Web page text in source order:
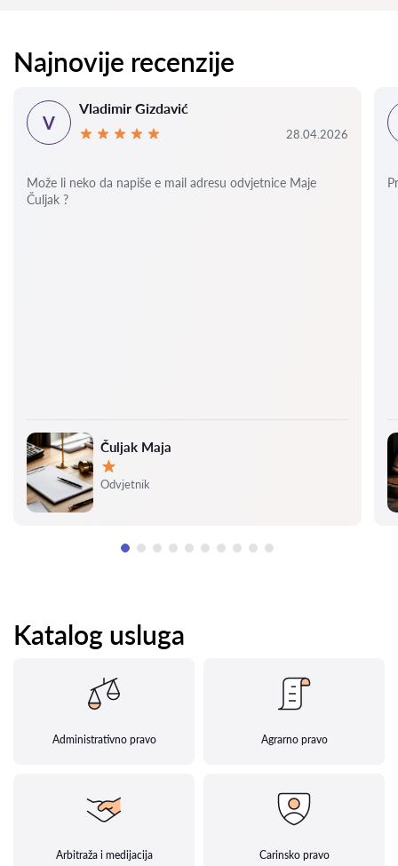
Najnovije recenzije
Čuljak Maja
Ocjena:
Odvjetnik
V
Vladimir Gizdavić
28.04.2026
Može li neko da napiše e mail adresu odvjetnice Maje
Čuljak ?
Katalog usluga
Administrativno pravo Agrarno pravo
Arbitraža i medijacija Carinsko pravo